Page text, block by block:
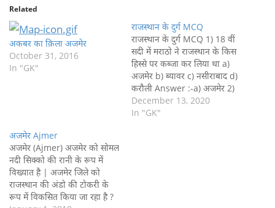
Related
अकबर का क़िला अजमेर
October 31, 2016
In "GK"
राजस्थान के दुर्ग MCQ
राजस्थान के दुर्ग MCQ 1) 18 वीं
सदी में मराठो ने राजस्थान के किस
हिस्से पर कब्जा कर लिया था a)
अजमेर b) ब्यावर c) नसीराबाद d)
करौली Answer :-a) अजमेर 2)
राजस्थान के किस राज्य के शासक
को महारावल कहा जाता है a)
December 13, 2020
In "GK"
अजमेर Ajmer
अजमेर (Ajmer) अजमेर को सोमल
नदी सिक्को की रानी के रूप में
विख्यात है | अजमेर जिले को
राजस्थान की अंडो की टोकरी के
रूप में विकसित किया जा रहा है ?